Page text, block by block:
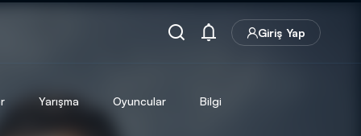
Giriş Yap
Yarışma Oyuncular Bilgi